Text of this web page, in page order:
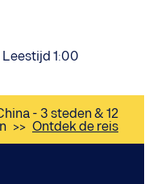
Leestijd 1:00
- 3 steden & 12
>> Ontdek de reis